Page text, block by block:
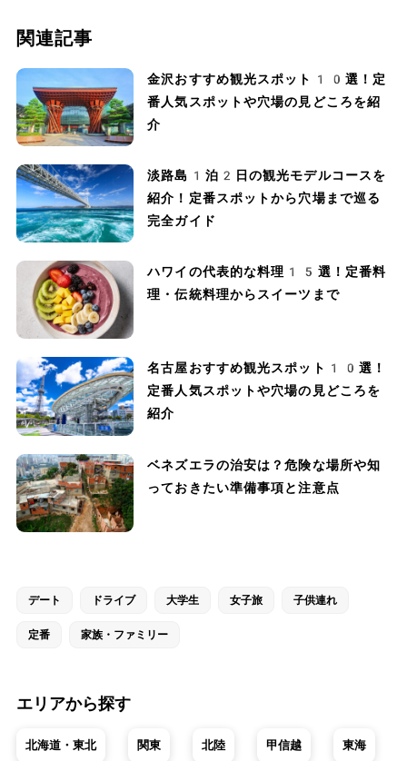
関連記事
金沢おすすめ観光スポット10選！定
番人気スポットや穴場の見どころを紹
介
淡路島1泊2日の観光モデルコースを
紹介！定番スポットから穴場まで巡る
完全ガイド
ハワイの代表的な料理15選！定番料
理・伝統料理からスイーツまで
名古屋おすすめ観光スポット10選！
定番人気スポットや穴場の見どころを
紹介
ベネズエラの治安は？危険な場所や知
っておきたい準備事項と注意点
デート ドライブ 大学生 女子旅 子供連れ
定番 家族・ファミリー
エリアから探す
北海道・東北 関東 北陸 甲信越 東海